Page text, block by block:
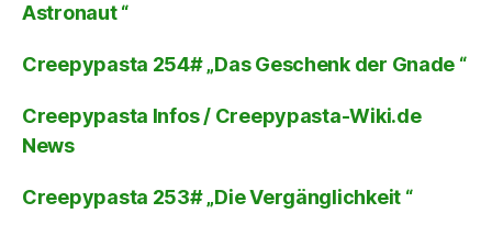
Astronaut “
Creepypasta 254# „Das Geschenk der Gnade “
Creepypasta Infos / Creepypasta-Wiki.de
News
Creepypasta 253# „Die Vergänglichkeit “